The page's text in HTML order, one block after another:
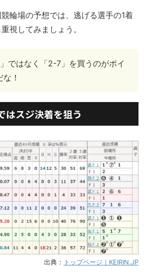
輪場の予想では、逃げる選手の1着
視してみましょう。
」ではなく「2-7」を買うのがポイ
！
はスジ決着を狙う
出典： トップページ｜KEIRIN.JP